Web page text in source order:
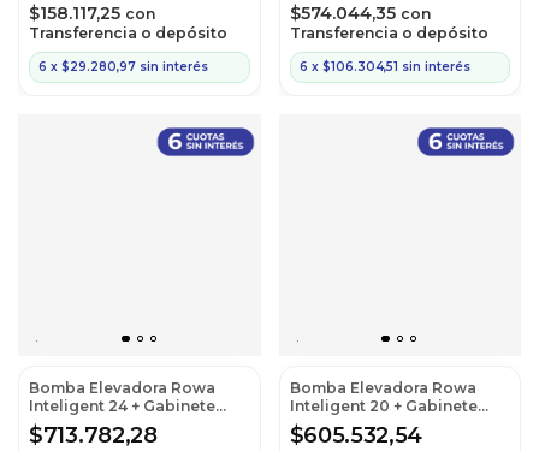
$158.117,25 con
Transferencia o depósito
6 x $29.280,97 sin interés
$574.044,35 con
Transferencia o depósito
6 x $106.304,51 sin interés
Bomba Elevadora Rowa
Inteligent 24 + Gabinete
Protector MQ Sfl-V
$713.782,28
Bomba Elevadora Rowa
Inteligent 20 + Gabinete
Protector MQ Sfl-V
$605.532,54